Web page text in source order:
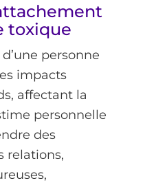
toxique
personne
impacts
affectant la
personnelle
des
relations,